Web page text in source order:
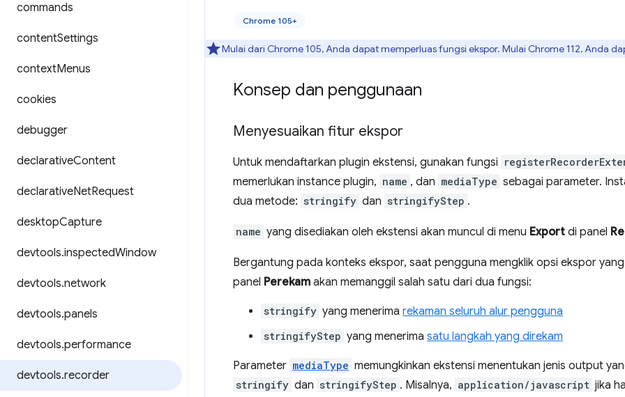
commands
contentSettings
contextMenus
cookies
debugger
declarativeContent
declarativeNetRequest
desktopCapture
devtools.inspectedWindow
devtools.network
devtools.panels
devtools.performance
devtools.recorder
Chrome 105+
Mulai dari Chrome 105, Anda dapat memperluas fungsi ekspor. Mulai Chrome 112, Anda
Konsep dan penggunaan
Menyesuaikan fitur ekspor
Untuk mendaftarkan plugin ekstensi, gunakan fungsi
memerlukan instance plugin, name , dan mediaType sebagai parameter.
dua metode: stringify dan stringifyStep .
name yang disediakan oleh ekstensi akan muncul di menu Export di panel
Bergantung pada konteks ekspor, saat pengguna mengklik opsi ekspor
panel Perekam akan memanggil salah satu dari dua fungsi:
stringify yang menerima rekaman seluruh alur pengguna
stringifyStep yang menerima satu langkah yang direkam
Parameter mediaType memungkinkan ekstensi menentukan jenis output
stringify dan stringifyStep . Misalnya, application/javascript jika